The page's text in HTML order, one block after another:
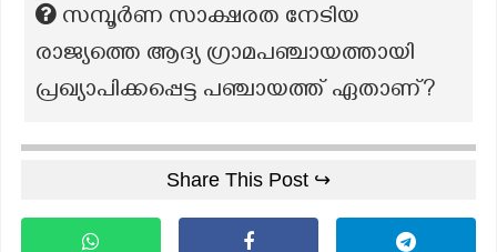
സമ്പൂർണ സാക്ഷരത നേടിയ
രാജ്യത്തെ ആദ്യ ഗ്രാമപഞ്ചായത്തായി
പ്രഖ്യാപിക്കപ്പെട്ട പഞ്ചായത്ത് ഏതാണ്?
Share This Post ↪